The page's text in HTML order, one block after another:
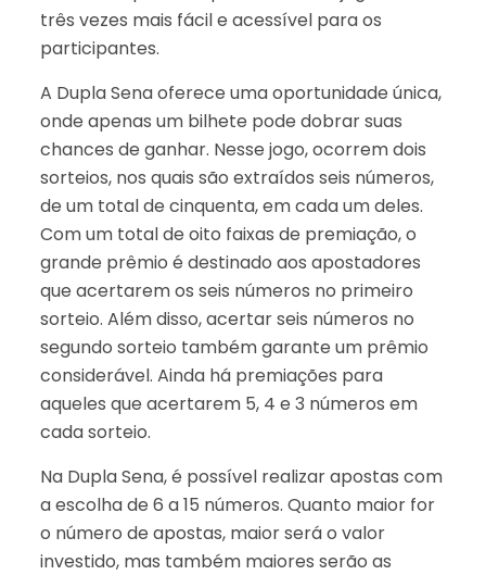
três vezes mais fácil e acessível para os
participantes.
A Dupla Sena oferece uma oportunidade única,
onde apenas um bilhete pode dobrar suas
chances de ganhar. Nesse jogo, ocorrem dois
sorteios, nos quais são extraídos seis números,
de um total de cinquenta, em cada um deles.
Com um total de oito faixas de premiação, o
grande prêmio é destinado aos apostadores
que acertarem os seis números no primeiro
sorteio. Além disso, acertar seis números no
segundo sorteio também garante um prêmio
considerável. Ainda há premiações para
aqueles que acertarem 5, 4 e 3 números em
cada sorteio.
Na Dupla Sena, é possível realizar apostas com
a escolha de 6 a 15 números. Quanto maior for
o número de apostas, maior será o valor
investido, mas também maiores serão as